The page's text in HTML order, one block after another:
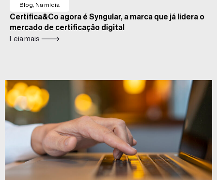
Blog Na mídia
Certifica&Co agora é Syngular, a marca que já lidera o
mercado de certificação digital
Leia mais 🡒